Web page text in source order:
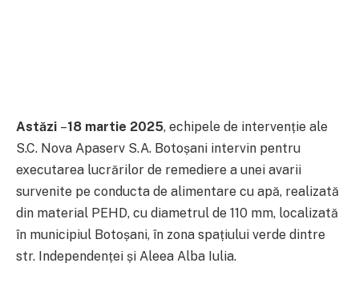
Astăzi –18 martie 2025, echipele de intervenție ale
S.C. Nova Apaserv S.A. Botoșani intervin pentru
executarea lucrărilor de remediere a unei avarii
survenite pe conducta de alimentare cu apă, realizată
din material PEHD, cu diametrul de 110 mm, localizată
în municipiul Botoșani, în zona spațiului verde dintre
str. Independenței și Aleea Alba Iulia.